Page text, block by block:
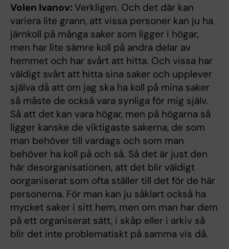
Volen Ivanov: Verkligen. Och det där kan
variera lite grann, att vissa personer kan ju ha
järnkoll på många saker som ligger i högar,
men har lite sämre koll på andra delar av
hemmet och har svårt att hitta. Och vissa har
väldigt svårt att hitta sina saker och upplever
själva då att om jag ska ha koll på mina saker
så måste de också vara synliga för mig själv.
Så att det kan vara högar, men på högarna så
ligger kanske de viktigaste sakerna, de som
man behöver till vardags och som man
behöver ha koll på och så. Så det är just den
här desorganisationen, att det blir väldigt
oorganiserat som ofta ställer till det för de här
personerna. För man kan ju såklart också ha
mycket saker i sitt hem, men om man har dem
på ett organiserat sätt, i skåp eller i arkiv så
blir det inte problematiskt på samma vis då.